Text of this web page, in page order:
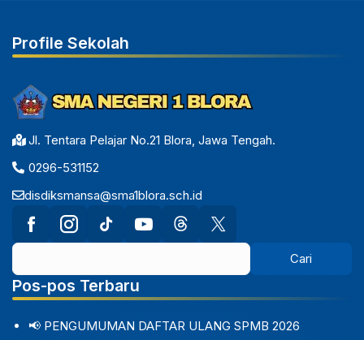
Profile Sekolah
Jl. Tentara Pelajar No.21 Blora, Jawa Tengah.
0296-531152
disdiksmansa@sma1blora.sch.id
Pos-pos Terbaru
📢 PENGUMUMAN DAFTAR ULANG SPMB 2026